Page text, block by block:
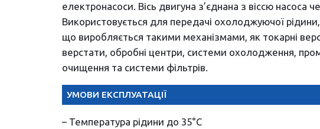
електронасоси. Вісь двигуна з’єднана з віссю насоса
Використовується для передачі охолоджуючої
що виробляється такими механізмами, як токарні
верстати, обробні центри, системи охолодження,
очищення та системи фільтрів.
УМОВИ ЕКСПЛУАТАЦІЇ
– Температура рідини до 35°C